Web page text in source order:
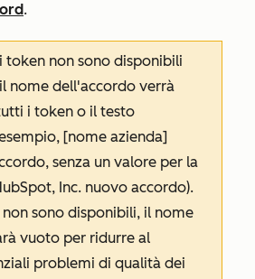
.
token non sono disponibili
nome dell'accordo verrà
i token o il testo
[nome azienda]
, senza un valore per la
Inc. nuovo accordo).
sono disponibili, il nome
vuoto per ridurre al
problemi di qualità dei